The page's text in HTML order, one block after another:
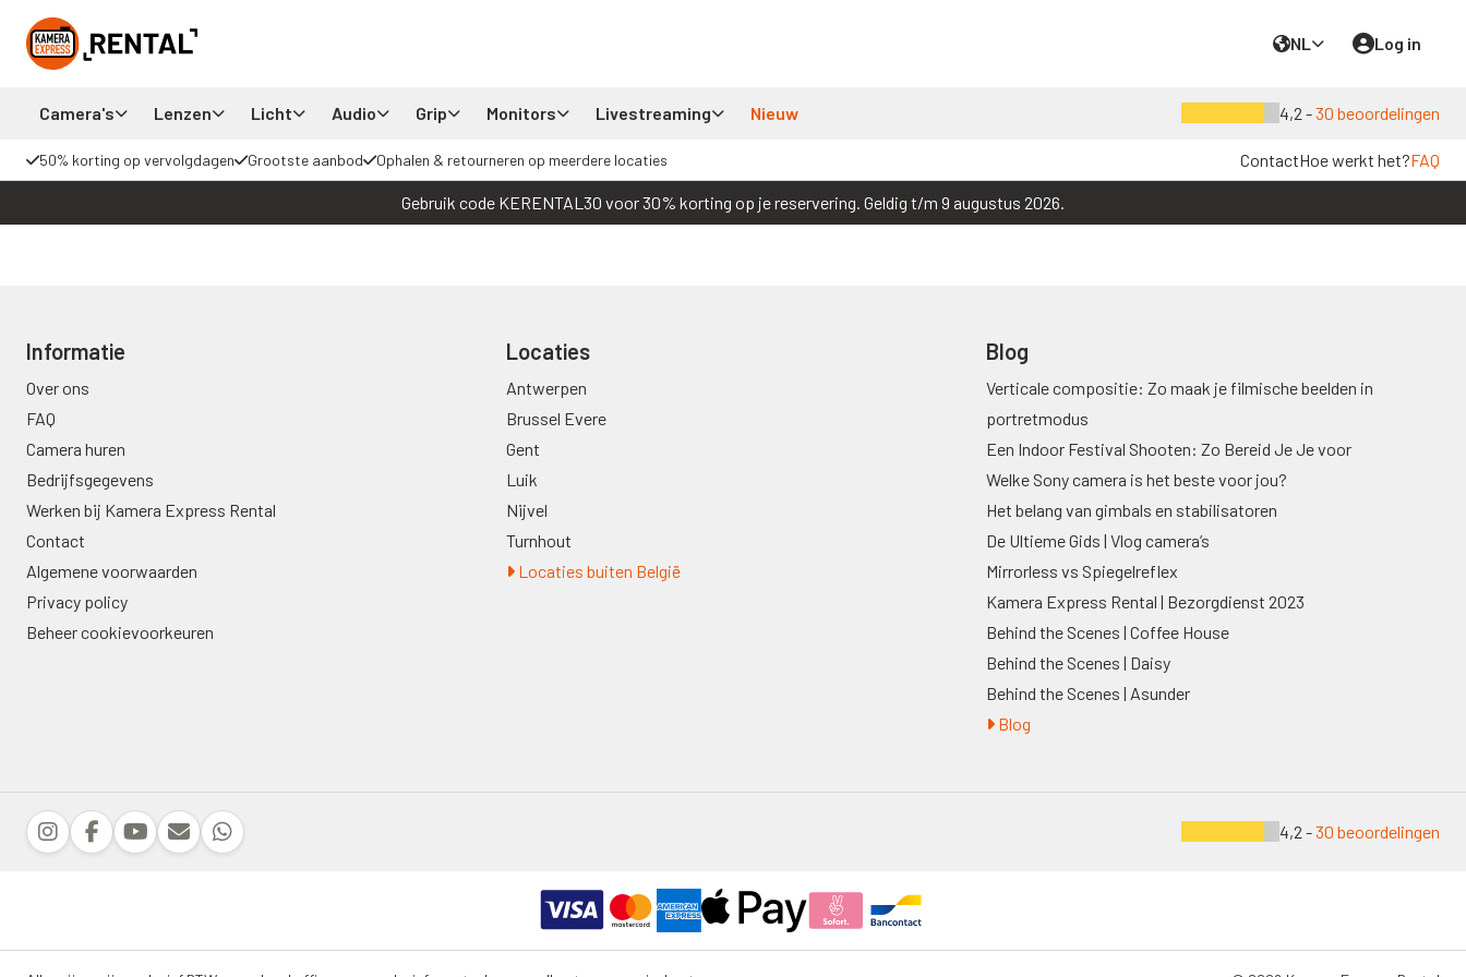
NL Log in
Camera's Lenzen Licht Audio Grip Monitors Livestreaming Nieuw 4,2 -30 beoordelingen
50% korting op vervolgdagen Grootste aanbod Ophalen & retourneren op meerdere locaties ContactHoe werkt het?FAQ
Gebruik code KERENTAL30 voor 30% korting op je reservering. Geldig t/m 9 augustus 2026.
Informatie
Over ons
FAQ
Camera huren
Bedrijfsgegevens
Werken bij Kamera Express Rental
Contact
Algemene voorwaarden
Privacy policy
Beheer cookievoorkeuren
Locaties
Antwerpen
Brussel Evere
Gent
Luik
Nijvel
Turnhout
Locaties buiten België
Blog
Verticale compositie: Zo maak je filmische beelden in
portretmodus
Een Indoor Festival Shooten: Zo Bereid Je Je voor
Welke Sony camera is het beste voor jou?
Het belang van gimbals en stabilisatoren
De Ultieme Gids | Vlog camera’s
Mirrorless vs Spiegelreflex
Kamera Express Rental | Bezorgdienst 2023
Behind the Scenes | Coffee House
Behind the Scenes | Daisy
Behind the Scenes | Asunder
Blog
4,2 -30 beoordelingen